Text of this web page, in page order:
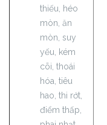
thiếu, héo
mòn, ăn
mòn, suy
yếu, kém
cõi, thoái
hóa, tiêu
hao, thi rớt,
điểm thấp,